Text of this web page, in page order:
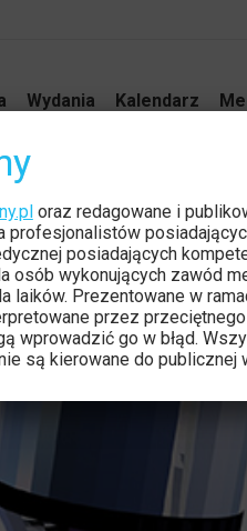
Wydania Kalendarz
oraz redagowane i
profesjonalistów
posiadających
osób wykonujących zawód
laików. Prezentowane w
przez
wprowadzić go w błąd.
są kierowane do publicznej